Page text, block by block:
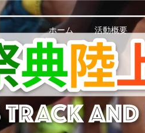
ホーム 活動概要